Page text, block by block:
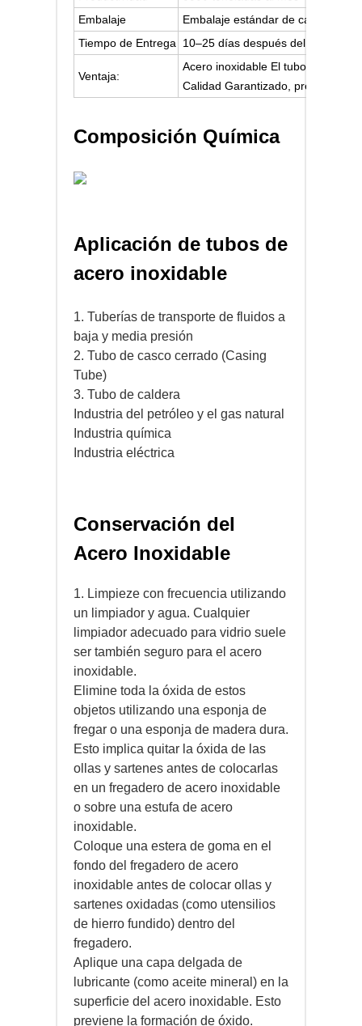
Embalaje
Embalaje estándar de calidad,
Tiempo de Entrega
10–25 días después del depósito.
Ventaja:
Acero inoxidable El tubo puede
Calidad Garantizado, precio
Composición Química
Aplicación de tubos de
acero inoxidable
1. Tuberías de transporte de fluidos a
baja y media presión
2. Tubo de casco cerrado (Casing
Tube)
3. Tubo de caldera
Industria del petróleo y el gas natural
Industria química
Industria eléctrica
Conservación del
Acero Inoxidable
1. Limpieze con frecuencia utilizando
un limpiador y agua. Cualquier
limpiador adecuado para vidrio suele
ser también seguro para el acero
inoxidable.
Elimine toda la óxida de estos
objetos utilizando una esponja de
fregar o una esponja de madera dura.
Esto implica quitar la óxida de las
ollas y sartenes antes de colocarlas
en un fregadero de acero inoxidable
o sobre una estufa de acero
inoxidable.
Coloque una estera de goma en el
fondo del fregadero de acero
inoxidable antes de colocar ollas y
sartenes oxidadas (como utensilios
de hierro fundido) dentro del
fregadero.
Aplique una capa delgada de
lubricante (como aceite mineral) en la
superficie del acero inoxidable. Esto
previene la formación de óxido.